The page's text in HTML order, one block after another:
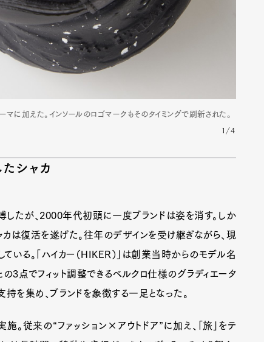
マに加えた。インソールのロゴマークもそのタイミングで刷新された。
1/4
シャカ
たが、2000年代初頭に一度ブランドは姿を消す。しか
は復活を遂げた。往年のデザインを受け継ぎながら、現
る。「ハイカー（HIKER）」は創業当時からのモデル名
の3点でフィット調整できるベルクロ仕様のグラディエータ
を集め、ブランドを象徴する一足となった。
。従来の“ファッション×アウトドア”に加え、「旅」をテ